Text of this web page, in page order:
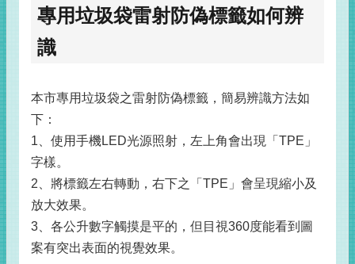
專用垃圾袋雷射防偽標籤如何辨
識
本市專用垃圾袋之雷射防偽標籤，簡易辨識方法如
下：
1、使用手機LED光源照射，左上角會出現「TPE」
字樣。
2、將標籤左右轉動，右下之「TPE」會呈現縮小及
放大效果。
3、各公升數字觸摸是平的，但目視360度能看到圖
案有突出表面的視覺效果。